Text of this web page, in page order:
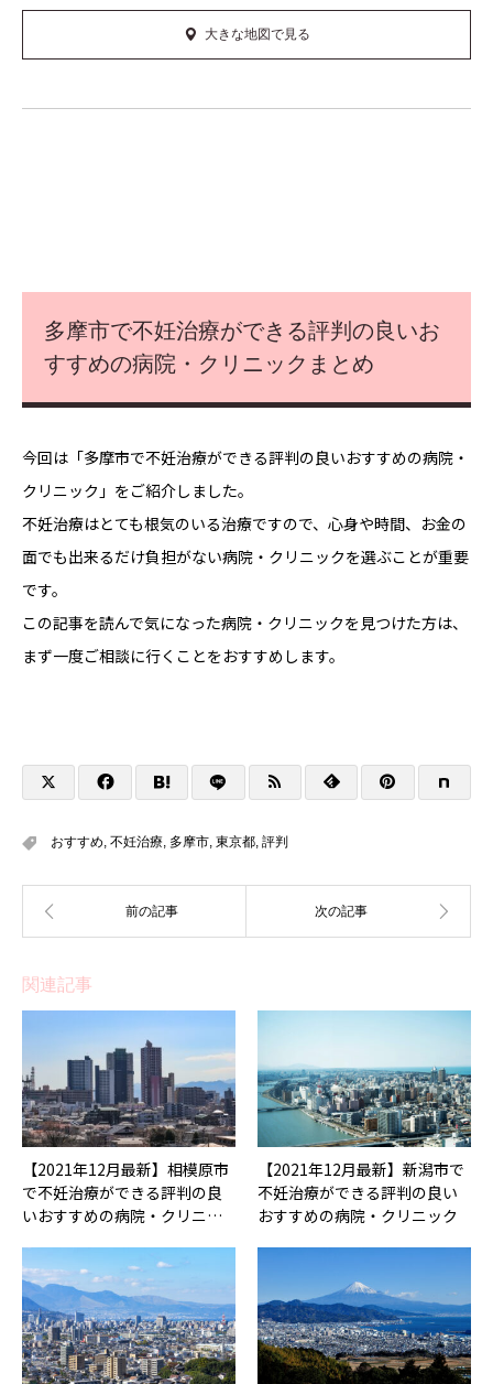
大きな地図で見る
多摩市で不妊治療ができる評判の良いお
すすめの病院・クリニックまとめ
今回は「多摩市で不妊治療ができる評判の良いおすすめの病院・
クリニック」をご紹介しました。
不妊治療はとても根気のいる治療ですので、心身や時間、お金の
面でも出来るだけ負担がない病院・クリニックを選ぶことが重要
です。
この記事を読んで気になった病院・クリニックを見つけた方は、
まず一度ご相談に行くことをおすすめします。
おすすめ 不妊治療 多摩市 東京都 評判
関連記事
【2021年12月最新】相模原市
で不妊治療ができる評判の良
いおすすめの病院・クリニ…
【2021年12月最新】新潟市で
不妊治療ができる評判の良い
おすすめの病院・クリニック